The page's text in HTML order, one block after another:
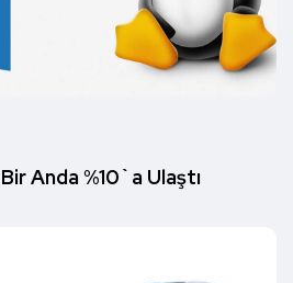
Anda %10`a Ulaştı